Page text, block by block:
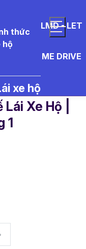
LMD - LET
ME DRIVE
xe hộ
Xe Hộ |
1​